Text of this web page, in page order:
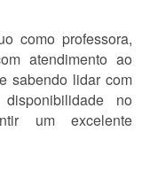
como professora,
atendimento ao
sabendo lidar com
no
um excelente